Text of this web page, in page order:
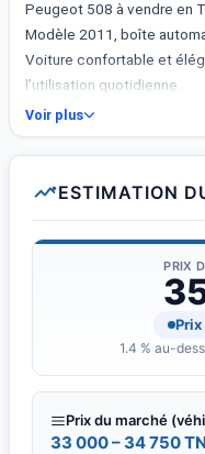
Peugeot 508 à vendre en
Modèle 2011, boîte
Voiture confortable et
l’utilisation quotidienne.
Bonne tenue de route et
Voir plus
ESTIMATION
PRIX
Prix
1.4 % au-
Prix du marché
33 000 – 34 750